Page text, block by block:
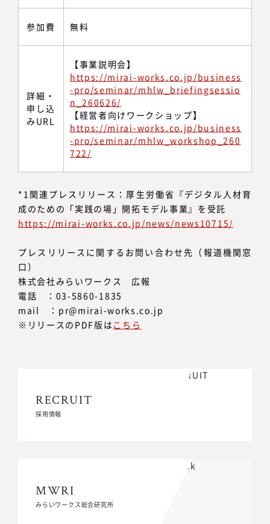
参加費 無料
詳細・
申し込
みURL
【事業説明会】
https://mirai-works.co.jp/business
-pro/seminar/mhlw_briefingsessio
n_260626/
【経営者向けワークショップ】
https://mirai-works.co.jp/business
-pro/seminar/mhlw_workshop_260
722/
*1関連プレスリリース：厚生労働省『デジタル人材育
成のための「実践の場」開拓モデル事業』を受託
https://mirai-works.co.jp/news/news10715/
プレスリリースに関するお問い合わせ先（報道機関窓
口）
株式会社みらいワークス 広報
電話 ：03-5860-1835
mail ：pr@mirai-works.co.jp
※リリースのPDF版はこちら
RECRUIT
採用情報
RECRUIT
採用情報
MWRI
みらいワークス総合研究所
MWRI
みらいワークス総合研究所